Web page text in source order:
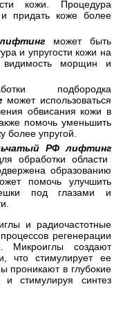
кожи. Процедура
придать коже более
может быть
и упругости кожи на
видимость морщин и
подбородка
может использоваться
обвисания кожи в
помочь уменьшить
более упругой.
РФ лифтинг
обработки области
образованию
помочь улучшить
под глазами и
и радиочастотные
регенерации
Микроиглы создают
что стимулирует ее
проникают в глубокие
стимулируя синтез